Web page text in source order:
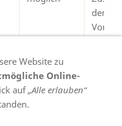
dem
Website zu
Online-
auf„Alle erlauben“